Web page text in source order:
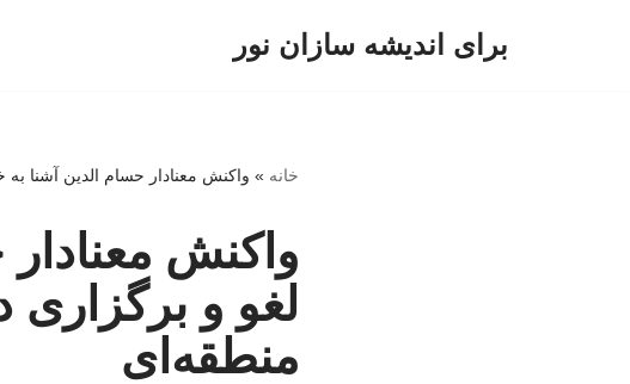
برای اندیشه سازان نور
خانه » واکنش معنادار حسام الدین آشنا
واکنش معنادار
لغو و برگزاری
منطقه‌ای